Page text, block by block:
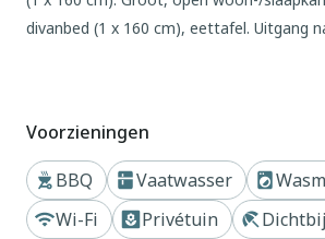
divanbed (1 x 160 cm), eettafel. Uitgang
wastafels. Houtverwarming, air-
Groot terras 120 m2. Terrasmeubelen,
(4). Zeer mooi panoramazicht op zee en
beschikking: wasmachine, kinderbed,
Voorzieningen
BBQ
Vaatwasser
Wi-Fi
Privétuin